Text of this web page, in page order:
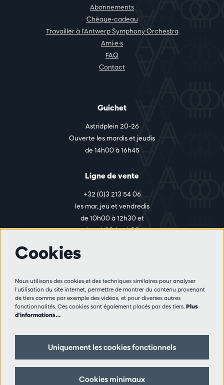
Abonnements
Chèque-cadeau
Travailler à l'Antwerp Symphony Orchestra
Ami·e·s
FAQ
Contact
Guichet
Astridplein 20-26
Ouverte les mardis et jeudis
de 14h00 à 16h45
Ligne de vente
+32 (0)3 213 54 06
les mar, jeu et vendredis
de 10h00 à 12h30 et
de 14h00 à 17h00
Règlement des visiteurs
Vie privée
Partenaires
Suivez nous
Cookies
Nous utilisons des cookies et des techniques similaires pour analyser
l'utilisation du site internet, permettre de montrer du contenu provenant
de tiers comme par exemple des vidéos, et pour diverses autres
fonctionnalités. Ces cookies sont également placés par des tiers. Plus
d'informations…
Uniquement les cookies fonctionnels
Cookies minimaux